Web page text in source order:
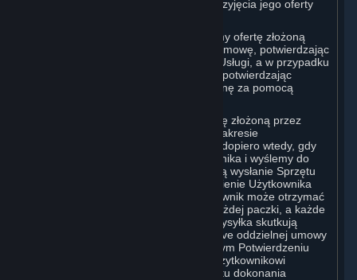
natomiast nie stanowi potwierdzenia przyjęcia jego oferty
W przypadku Treści i Usług przyjmujemy ofertę złożoną
przez Użytkownika i zawieramy z nim umowę, potwierdzając
transakcję i udostępniając mu Treści i Usługi, a w przypadku
zamówień przedpremierowych jedynie potwierdzając
transakcję i pobierając odpowiednią cenę za pomocą
W przypadku Sprzętu przyjmiemy ofertę złożoną przez
Użytkownika i dokonamy transakcji w zakresie
zamówionego przez niego przedmiotu dopiero wtedy, gdy
dokonamy wysyłki Sprzętu do Użytkownika i wyślemy do
niego wiadomość e-mail potwierdzającą wysłanie Sprzętu
(„Potwierdzenie Wysyłki”). Jeśli zamówienie Użytkownika
jest wysyłane w kilku paczkach, Użytkownik może otrzymać
oddzielne Potwierdzenie Wysyłki dla każdej paczki, a każde
Potwierdzenie Wysyłki i odpowiednia wysyłka skutkują
zawarciem między Użytkownikiem i Valve oddzielnej umowy
sprzedaży Sprzętu wskazanego w danym Potwierdzeniu
Wysyłki. Wszelki Sprzęt dostarczony Użytkownikowi
pozostaje własnością Valve do momentu dokonania